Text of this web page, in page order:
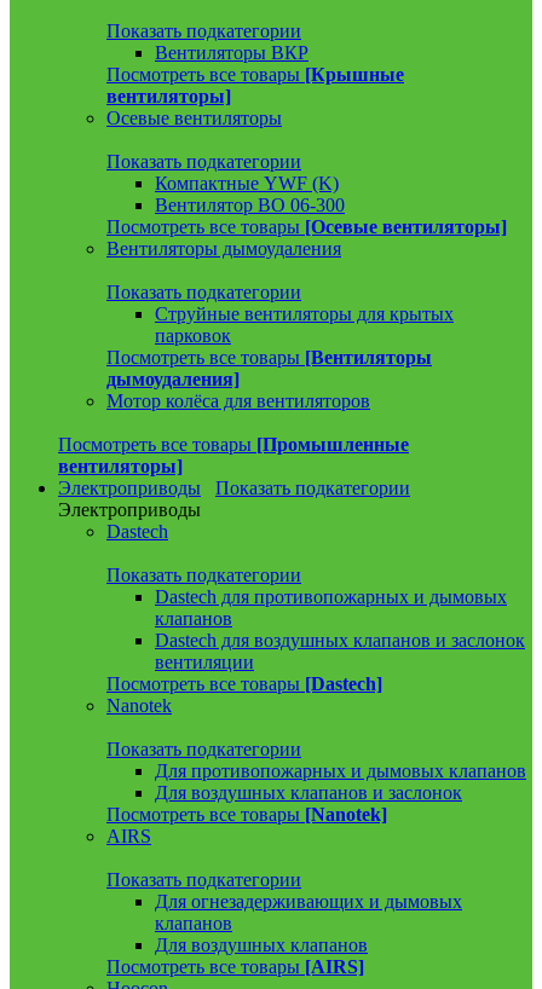
Показать подкатегории
Вентиляторы ВКР
Посмотреть все товары [Крышные
вентиляторы]
Осевые вентиляторы
Показать подкатегории
Компактные YWF (K)
Вентилятор ВО 06-300
Посмотреть все товары [Осевые вентиляторы]
Вентиляторы дымоудаления
Показать подкатегории
Струйные вентиляторы для крытых
парковок
Посмотреть все товары [Вентиляторы
дымоудаления]
Мотор колёса для вентиляторов
Посмотреть все товары [Промышленные
вентиляторы]
Электроприводы
Показать подкатегории
Электроприводы
Dastech
Показать подкатегории
Dastech для противопожарных и дымовых
клапанов
Dastech для воздушных клапанов и заслонок
вентиляции
Посмотреть все товары [Dastech]
Nanotek
Показать подкатегории
Для противопожарных и дымовых клапанов
Для воздушных клапанов и заслонок
Посмотреть все товары [Nanotek]
AIRS
Показать подкатегории
Для огнезадерживающих и дымовых
клапанов
Для воздушных клапанов
Посмотреть все товары [AIRS]